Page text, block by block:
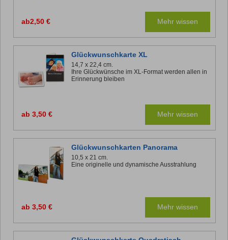
ab2,50 € Mehr wissen
Glückwunschkarte XL
14,7 x 22,4 cm.
Ihre Glückwünsche im XL-Format werden allen in
Erinnerung bleiben
ab 3,50 € Mehr wissen
Glückwunschkarten Panorama
10,5 x 21 cm.
Eine originelle und dynamische Ausstrahlung
ab 3,50 € Mehr wissen